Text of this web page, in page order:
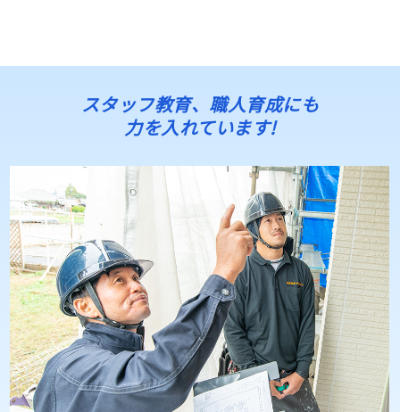
スタッフ教育、職人育成にも
力を入れています!